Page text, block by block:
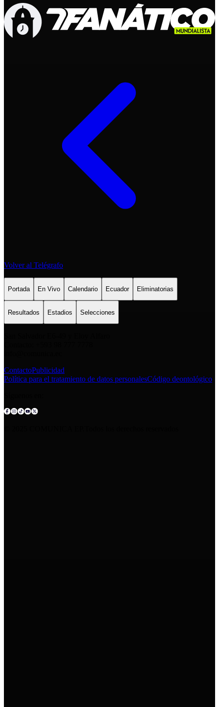
Volver al Telégrafo
Portada En Vivo Calendario Ecuador Eliminatorias
Resultados Estadios Selecciones
ContactoPublicidad
Política para el tratamiento de datos personalesCódigo deontológico